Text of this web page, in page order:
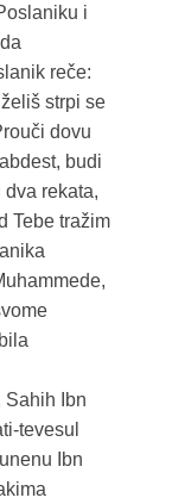
i
reče:
strpi se
dovu
budi
rekata,
Tebe tražim
Sahih Ibn
tevesul
Ibn